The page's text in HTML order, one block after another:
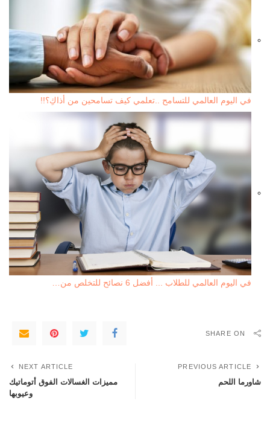
في اليوم العالمي للتسامح ..تعلمي كيف تسامحين من أذاكِ؟!!
في اليوم العالمي للطلاب ... أفضل 6 نصائح للتخلص من…
SHARE ON
PREVIOUS ARTICLE
شاورما اللحم
NEXT ARTICLE
مميزات الغسالات الفوق أتوماتيك
وعيوبها